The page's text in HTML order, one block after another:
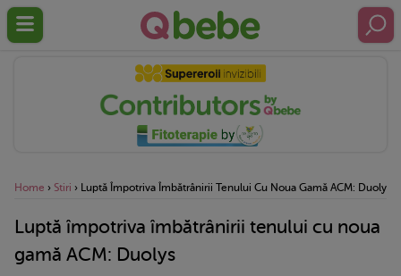
Home › Stiri › Luptă Împotriva Îmbătrânirii Tenului Cu Noua Gamă ACM: Duolys
Luptă împotriva îmbătrânirii tenului cu noua
gamă ACM: Duolys